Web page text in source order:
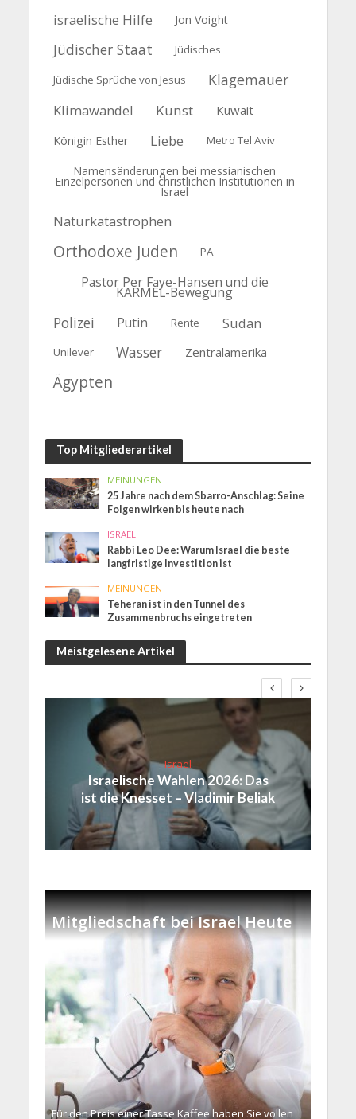
israelische Hilfe Jon Voight
Jüdischer Staat Jüdisches
Jüdische Sprüche von Jesus Klagemauer
Klimawandel Kunst Kuwait
Königin Esther Liebe Metro Tel Aviv
Namensänderungen bei messianischen
Einzelpersonen und christlichen Institutionen in
Israel
Naturkatastrophen
Orthodoxe Juden PA
Pastor Per Faye-Hansen und die
KARMEL-Bewegung
Polizei Putin Rente Sudan
Unilever Wasser Zentralamerika
Ägypten
Top Mitgliederartikel
MEINUNGEN
25 Jahre nach dem Sbarro-Anschlag: Seine
Folgen wirken bis heute nach
ISRAEL
Rabbi Leo Dee: Warum Israel die beste
langfristige Investition ist
MEINUNGEN
Teheran ist in den Tunnel des
Zusammenbruchs eingetreten
Meistgelesene Artikel
Israel
Israelische Wahlen 2026: Das
ist die Knesset – Vladimir Beliak
Mitgliedschaft bei Israel Heute
Für den Preis einer Tasse Kaffee haben Sie vollen